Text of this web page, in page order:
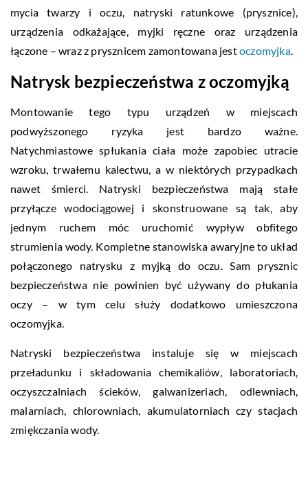
mycia twarzy i oczu, natryski ratunkowe (prysznice),
urządzenia odkażające, myjki ręczne oraz urządzenia
łączone – wraz z prysznicem zamontowana jestoczomyjka.
Natrysk bezpieczeństwa z oczomyjką
Montowanie tego typu urządzeń w miejscach
podwyższonego ryzyka jest bardzo ważne.
Natychmiastowe spłukania ciała może zapobiec utracie
wzroku, trwałemu kalectwu, a w niektórych przypadkach
nawet śmierci. Natryski bezpieczeństwa mają stałe
przyłącze wodociągowej i skonstruowane są tak, aby
jednym ruchem móc uruchomić wypływ obfitego
strumienia wody. Kompletne stanowiska awaryjne to układ
połączonego natrysku z myjką do oczu. Sam prysznic
bezpieczeństwa nie powinien być używany do płukania
oczy – w tym celu służy dodatkowo umieszczona
oczomyjka.
Natryski bezpieczeństwa instaluje się w miejscach
przeładunku i składowania chemikaliów, laboratoriach,
oczyszczalniach ścieków, galwanizeriach, odlewniach,
malarniach, chlorowniach, akumulatorniach czy stacjach
zmiękczania wody.